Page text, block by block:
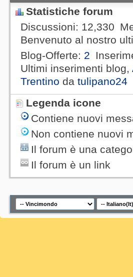
Statistiche forum
Discussioni 12,330
Benvenuto al nostro
Blog-Offerte 2
Ultimi inserimenti blog,
Trentino da tulipano24
Legenda icone
Contiene nuovi
Non contiene nuovi
Il forum è una
Il forum è un link